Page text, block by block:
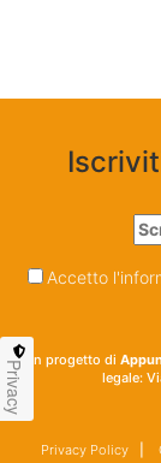
Accetto
Un progetto di
legale:
Privacy Policy|
Privacy